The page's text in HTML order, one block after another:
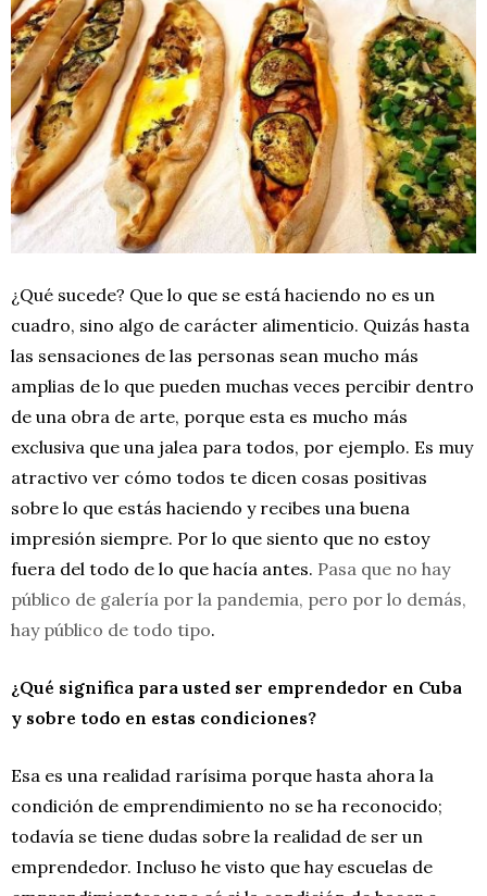
¿Qué sucede? Que lo que se está haciendo no es un
cuadro, sino algo de carácter alimenticio. Quizás hasta
las sensaciones de las personas sean mucho más
amplias de lo que pueden muchas veces percibir dentro
de una obra de arte, porque esta es mucho más
exclusiva que una jalea para todos, por ejemplo. Es muy
atractivo ver cómo todos te dicen cosas positivas
sobre lo que estás haciendo y recibes una buena
impresión siempre. Por lo que siento que no estoy
fuera del todo de lo que hacía antes. Pasa que no hay
público de galería por la pandemia, pero por lo demás,
hay público de todo tipo.
¿Qué significa para usted ser emprendedor en Cuba
y sobre todo en estas condiciones?
Esa es una realidad rarísima porque hasta ahora la
condición de emprendimiento no se ha reconocido;
todavía se tiene dudas sobre la realidad de ser un
emprendedor. Incluso he visto que hay escuelas de